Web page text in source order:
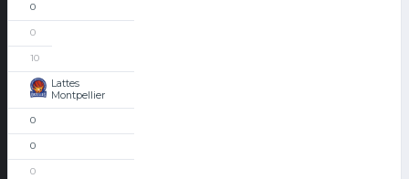
0
0
10
Lattes
Montpellier
0
0
0